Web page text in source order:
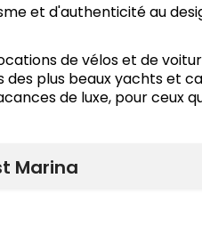
et d'authenticité au
de vélos et de
des plus beaux yachts et
de luxe, pour ceux
Marina